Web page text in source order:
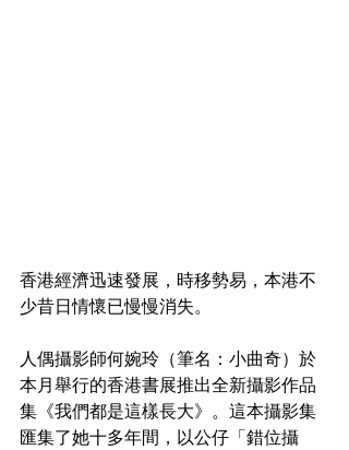
香港經濟迅速發展，時移勢易，本港不
少昔日情懷已慢慢消失。
人偶攝影師何婉玲（筆名：小曲奇）於
本月舉行的香港書展推出全新攝影作品
集《我們都是這樣長大》。這本攝影集
匯集了她十多年間，以公仔「錯位攝